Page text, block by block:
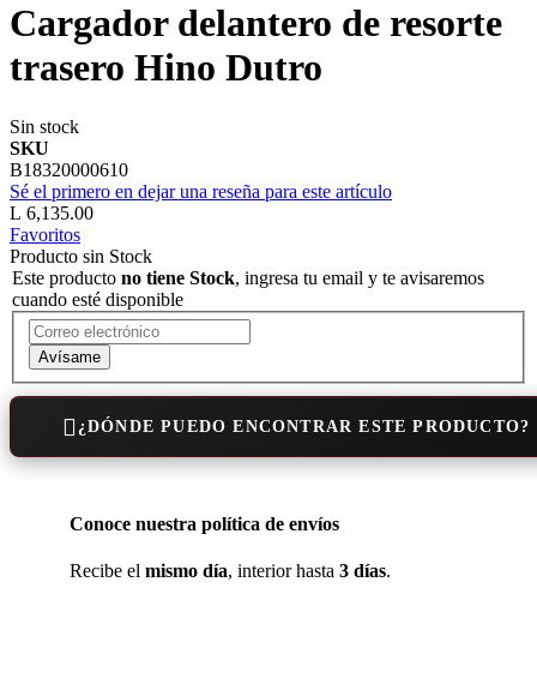
Cargador delantero de resorte
trasero Hino Dutro
Sin stock
SKU
B18320000610
Sé el primero en dejar una reseña para este artículo
L 6,135.00
Favoritos
Producto sin Stock
Este producto no tiene Stock, ingresa tu email y te avisaremos
cuando esté disponible
Avísame
¿DÓNDE PUEDO ENCONTRAR ESTE PRODUCTO?
Conoce nuestra política de envíos
Recibe el mismo día, interior hasta 3 días.